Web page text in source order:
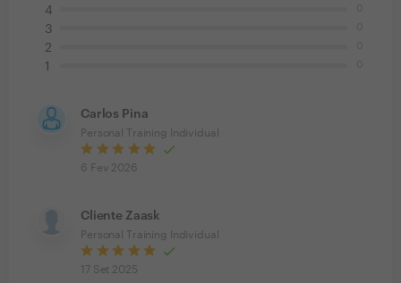
4
3
2
1
Carlos Pina
Personal Training Individual
6 Fev 2026
Cliente Zaask
Personal Training Individual
17 Set 2025